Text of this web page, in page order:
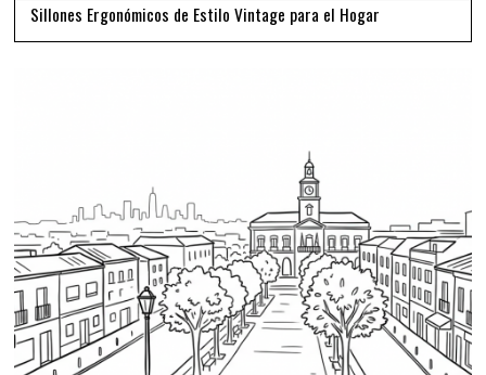
Sillones Ergonómicos de Estilo Vintage para el Hogar